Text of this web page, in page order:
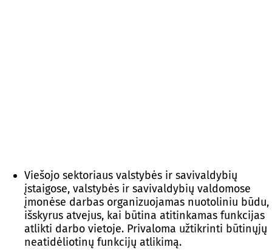
Viešojo sektoriaus valstybės ir savivaldybių
įstaigose, valstybės ir savivaldybių valdomose
įmonėse darbas organizuojamas nuotoliniu būdu,
išskyrus atvejus, kai būtina atitinkamas funkcijas
atlikti darbo vietoje. Privaloma užtikrinti būtinųjų
neatidėliotinų funkcijų atlikimą.